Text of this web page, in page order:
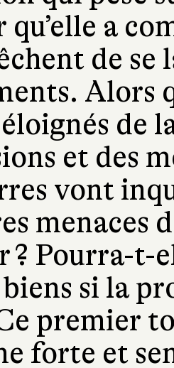
qu’elle a
de se
Alors
éloignés de
et des
vont
menaces
? Pourra-t-
biens si la
premier
forte et